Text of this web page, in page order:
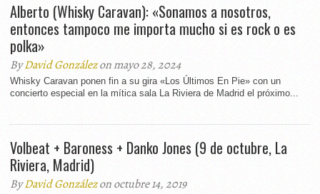
Alberto (Whisky Caravan): «Sonamos a nosotros,
entonces tampoco me importa mucho si es rock o es
polka»
ByDavid Gonzálezon mayo 28, 2024
Whisky Caravan ponen fin a su gira «Los Últimos En Pie» con un
concierto especial en la mítica sala La Riviera de Madrid el próximo...
Volbeat + Baroness + Danko Jones (9 de octubre, La
Riviera, Madrid)
ByDavid Gonzálezon octubre 14, 2019